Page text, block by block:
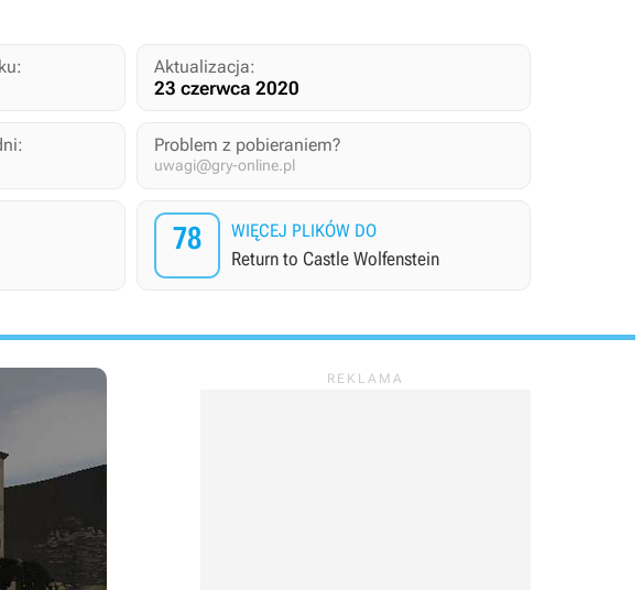
Aktualizacja:
23 czerwca 2020
Problem z pobieraniem?
uwagi@gry-online.pl
78 WIĘCEJ PLIKÓW DO
Return to Castle Wolfenstein